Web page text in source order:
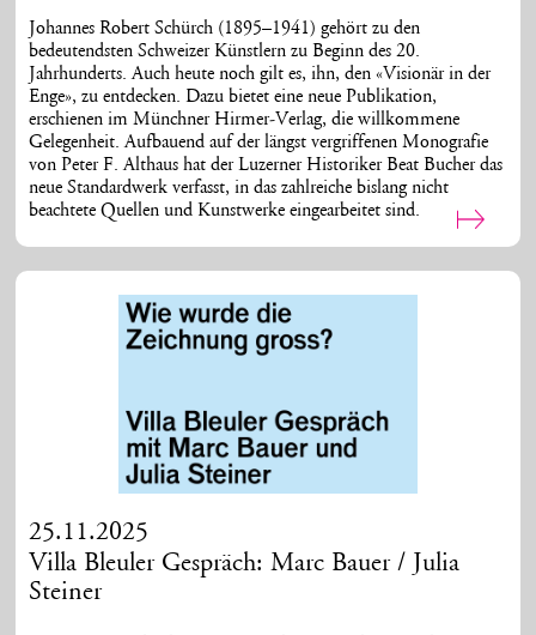
Johannes Robert Schürch (1895–1941) gehört zu den
bedeutendsten Schweizer Künstlern zu Beginn des 20.
Jahrhunderts. Auch heute noch gilt es, ihn, den «Visionär in der
Enge», zu entdecken. Dazu bietet eine neue Publikation,
erschienen im Münchner Hirmer-Verlag, die willkommene
Gelegenheit. Aufbauend auf der längst vergriffenen Monografie
von Peter F. Althaus hat der Luzerner Historiker Beat Bucher das
neue Standardwerk verfasst, in das zahlreiche bislang nicht
beachtete Quellen und Kunstwerke eingearbeitet sind.
25.11.2025
Villa Bleuler Gespräch: Marc Bauer / Julia
Steiner